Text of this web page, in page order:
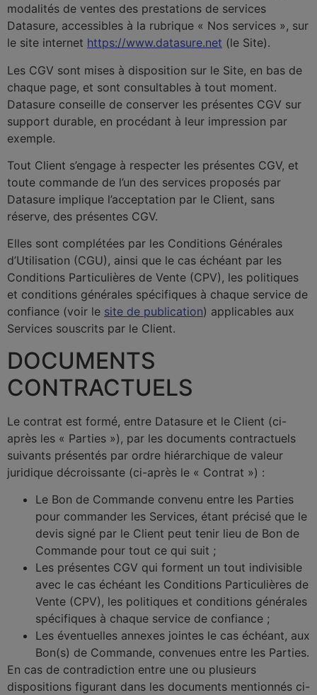
modalités de ventes des prestations de services
Datasure, accessibles à la rubrique « Nos services », sur
le site internet https://www.datasure.net (le Site).
Les CGV sont mises à disposition sur le Site, en bas de
chaque page, et sont consultables à tout moment.
Datasure conseille de conserver les présentes CGV sur
support durable, en procédant à leur impression par
exemple.
Tout Client s’engage à respecter les présentes CGV, et
toute commande de l’un des services proposés par
Datasure implique l’acceptation par le Client, sans
réserve, des présentes CGV.
Elles sont complétées par les Conditions Générales
d’Utilisation (CGU), ainsi que le cas échéant par les
Conditions Particulières de Vente (CPV), les politiques
et conditions générales spécifiques à chaque service de
confiance (voir le site de publication) applicables aux
Services souscrits par le Client.
DOCUMENTS
CONTRACTUELS
Le contrat est formé, entre Datasure et le Client (ci-
après les « Parties »), par les documents contractuels
suivants présentés par ordre hiérarchique de valeur
juridique décroissante (ci-après le « Contrat ») :
Le Bon de Commande convenu entre les Parties
pour commander les Services, étant précisé que le
devis signé par le Client peut tenir lieu de Bon de
Commande pour tout ce qui suit ;
Les présentes CGV qui forment un tout indivisible
avec le cas échéant les Conditions Particulières de
Vente (CPV), les politiques et conditions générales
spécifiques à chaque service de confiance ;
Les éventuelles annexes jointes le cas échéant, aux
Bon(s) de Commande, convenues entre les Parties.
En cas de contradiction entre une ou plusieurs
dispositions figurant dans les documents mentionnés ci-